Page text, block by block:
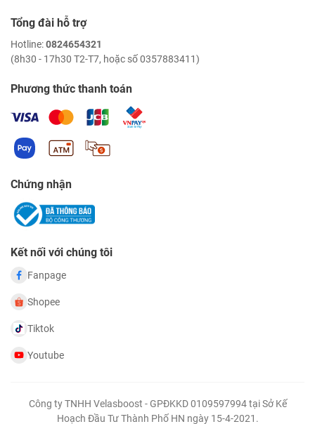
Tổng đài hỗ trợ
Hotline:0824654321
(8h30 - 17h30 T2-T7, hoặc số 0357883411)
Phương thức thanh toán
Chứng nhận
Kết nối với chúng tôi
Fanpage
Shopee
Tiktok
Youtube
Công ty TNHH Velasboost - GPĐKKD 0109597994 tại Sở Kế
Hoạch Đầu Tư Thành Phố HN ngày 15-4-2021.